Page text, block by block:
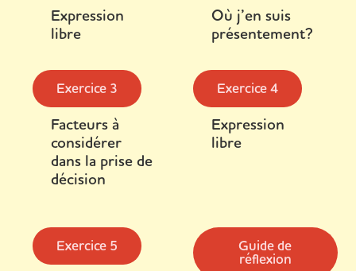
Expression
libre
Où j’en suis
présentement?
Exercice 3
Facteurs à
considérer
dans la prise de
décision
Exercice 4
Expression
libre
Exercice 5 Guide de
réflexion